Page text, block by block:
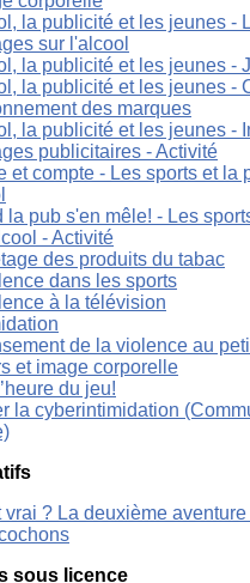
la publicité et les jeunes -
sur l'alcool
la publicité et les jeunes -
la publicité et les jeunes -
des marques
la publicité et les jeunes -
publicitaires - Activité
et compte - Les sports et la
la pub s'en mêle! - Les
- Activité
des produits du tabac
dans les sports
à la télévision
de la violence au
et image corporelle
du jeu!
la cyberintimidation
vrai ? La deuxième
sous licence